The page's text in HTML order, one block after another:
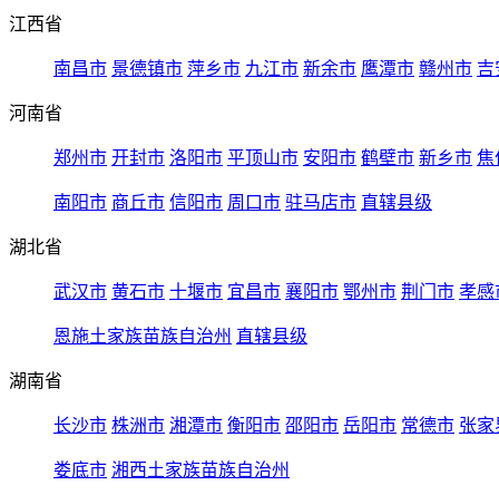
江西省
南昌市 景德镇市 萍乡市 九江市 新余市 鹰潭市 赣州市 吉
河南省
郑州市 开封市 洛阳市 平顶山市 安阳市 鹤壁市 新乡市 焦
南阳市 商丘市 信阳市 周口市 驻马店市 直辖县级
湖北省
武汉市 黄石市 十堰市 宜昌市 襄阳市 鄂州市 荆门市 孝感
恩施土家族苗族自治州 直辖县级
湖南省
长沙市 株洲市 湘潭市 衡阳市 邵阳市 岳阳市 常德市 张家
娄底市 湘西土家族苗族自治州